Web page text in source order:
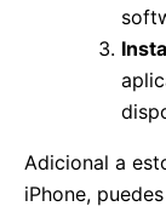
Adicional a
iPhone,